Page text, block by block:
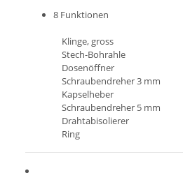
8 Funktionen
Klinge, gross
Stech-Bohrahle
Dosenöffner
Schraubendreher 3 mm
Kapselheber
Schraubendreher 5 mm
Drahtabisolierer
Ring